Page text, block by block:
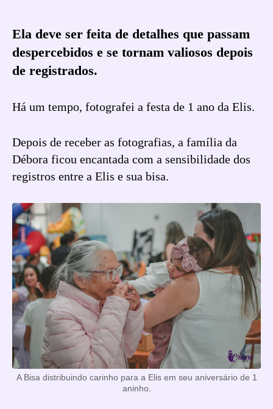
Ela deve ser feita de detalhes que passam
despercebidos e se tornam valiosos depois
de registrados.
Há um tempo, fotografei a festa de 1 ano da Elis.
Depois de receber as fotografias, a família da
Débora ficou encantada com a sensibilidade dos
registros entre a Elis e sua bisa.
A Bisa distribuindo carinho para a Elis em seu aniversário de 1
aninho.